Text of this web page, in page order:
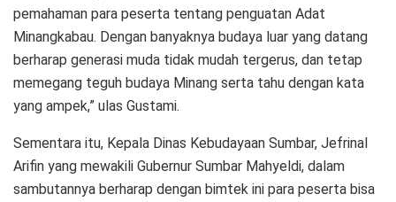
pemahaman para peserta tentang penguatan Adat
Minangkabau. Dengan banyaknya budaya luar yang datang
berharap generasi muda tidak mudah tergerus, dan tetap
memegang teguh budaya Minang serta tahu dengan kata
yang ampek,” ulas Gustami.
Sementara itu, Kepala Dinas Kebudayaan Sumbar, Jefrinal
Arifin yang mewakili Gubernur Sumbar Mahyeldi, dalam
sambutannya berharap dengan bimtek ini para peserta bisa